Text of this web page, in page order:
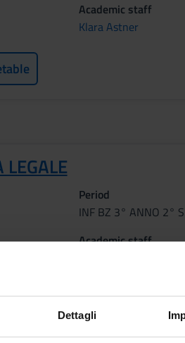
Dettagli
Academic staff
Klara Astner
Period
INF BZ 3° ANNO 2°
Academic staff